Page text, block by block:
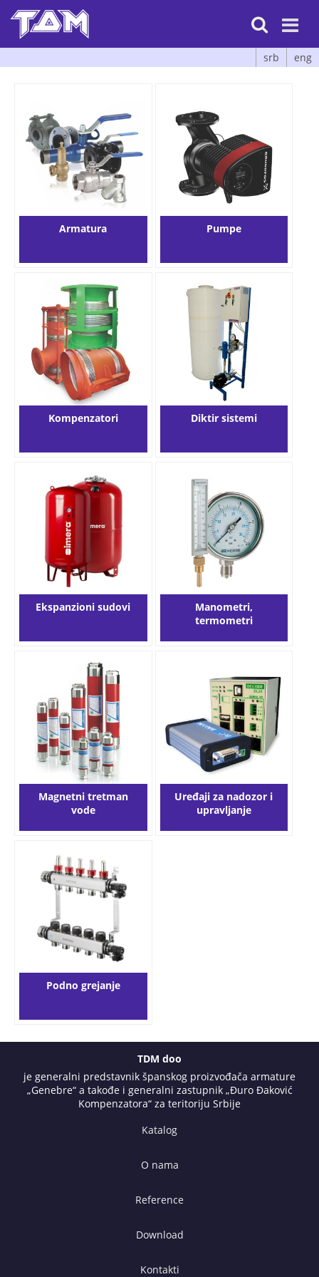

srb eng
Armatura Pumpe
Kompenzatori Diktir sistemi
Ekspanzioni sudovi
Manometri,
termometri
Magnetni tretman
vode
Uređaji za nadozor i
upravljanje
Podno grejanje
TDM doo
je generalni predstavnik španskog proizvođača armature
„Genebre“ a takođe i generalni zastupnik „Đuro Đaković
Kompenzatora“ za teritoriju Srbije
Katalog
O nama
Reference
Download
Kontakti